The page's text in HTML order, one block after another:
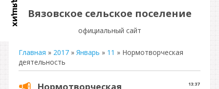
Вязовское сельское поселение
официальный сайт
Главная » 2017 » Январь » 11 » Нормотворческая
деятельность
13:37
Нормотворческая